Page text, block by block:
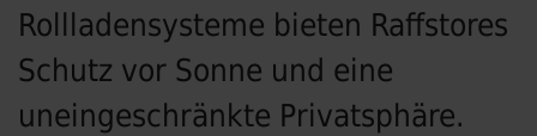
Rollladensysteme bieten Raffstores
Schutz vor Sonne und eine
uneingeschränkte Privatsphäre.